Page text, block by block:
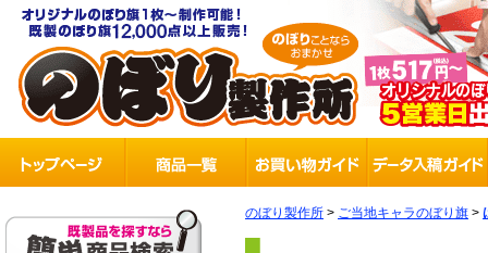
のぼり製作所 > ご当地キャラのぼり旗 >